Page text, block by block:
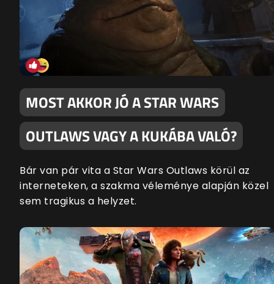
MOST AKKOR JÓ A STAR WARS
OUTLAWS VAGY A KUKÁBA VALÓ?
Bár van pár vita a Star Wars Outlaws körül az
interneteken, a szakma véleménye alapján közel
sem tragikus a helyzet.